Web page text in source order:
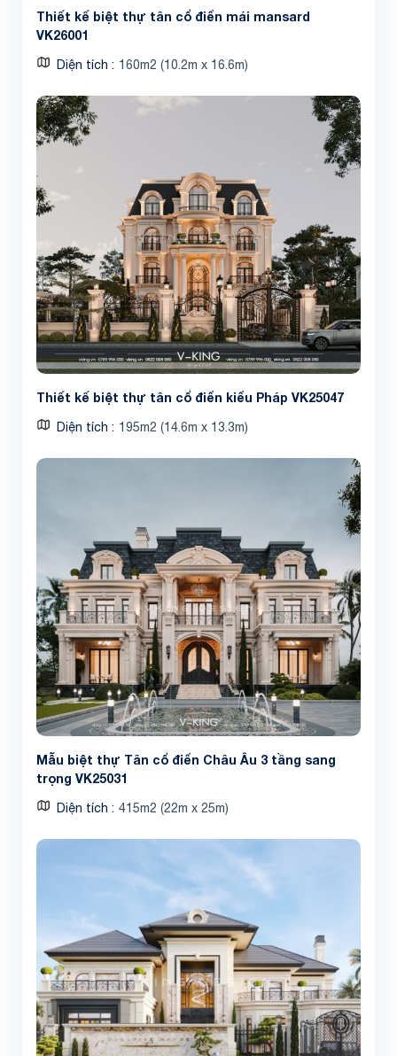
Thiết kế biệt thự tân cổ điển mái mansard
VK26001
Diện tích 160m2 (10.2m x 16.6m)
Thiết kế biệt thự tân cổ điển kiểu Pháp VK25047
Diện tích 195m2 (14.6m x 13.3m)
Mẫu biệt thự Tân cổ điển Châu Âu 3 tầng sang
trọng VK25031
Diện tích 415m2 (22m x 25m)